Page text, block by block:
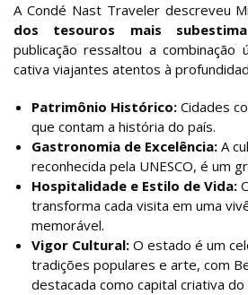
A Condé Nast Traveler descreveu
dos tesouros mais
publicação ressaltou a combinação
cativa viajantes atentos à
Patrimônio Histórico: Cidades
que contam a história do país.
Gastronomia de Excelência: A
reconhecida pela UNESCO, é um
Hospitalidade e Estilo de Vida:
transforma cada visita em uma
memorável.
Vigor Cultural: O estado é um
tradições populares e arte, com
destacada como capital criativa do